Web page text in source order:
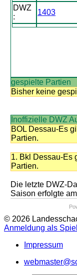
DWZ
:
1403
gespielte Partien
Bisher keine
Inoffizielle DWZ
BOL Dessau-Es
Partien.
1. Bkl Dessau-Es
Partien.
Die letzte DWZ-
Saison erfolgte
© 2026
Anmeldung als
Impressum